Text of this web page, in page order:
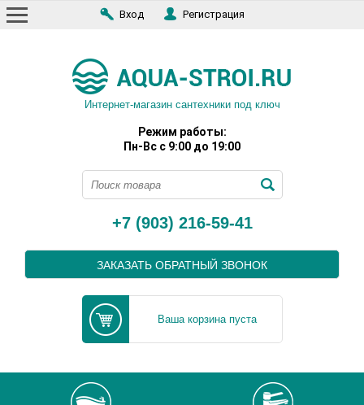
Вход Регистрация
Интернет-магазин сантехники под ключ
Режим работы:
Пн-Вс с 9:00 до 19:00
+7 (903) 216-59-41
ЗАКАЗАТЬ ОБРАТНЫЙ ЗВОНОК
Ваша корзина пуста